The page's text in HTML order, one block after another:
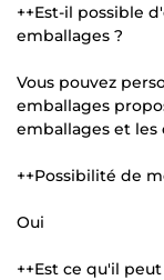
++Est-il possible
emballages ?
Vous pouvez
emballages
emballages et
++Possibilité de
Oui
++Est ce qu'il